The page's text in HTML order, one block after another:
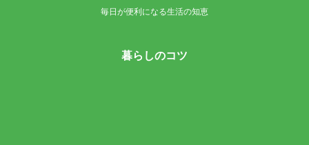
毎日が便利になる生活の知恵
暮らしのコツ